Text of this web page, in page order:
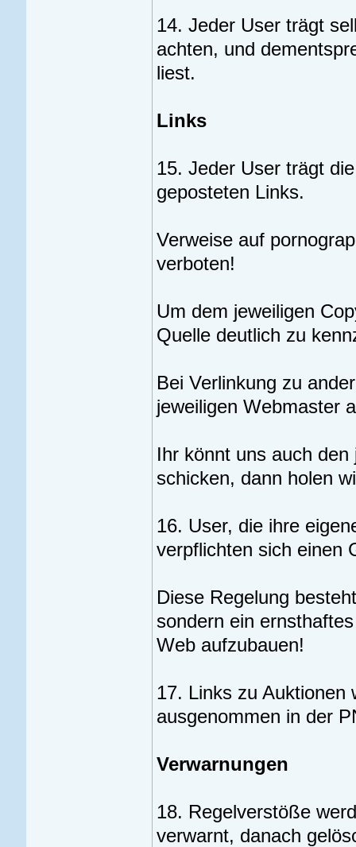
14. Jeder User trägt
achten, und
liest.
Links
15. Jeder User trägt
geposteten Links.
Verweise auf
verboten!
Um dem jeweiligen
Quelle deutlich zu
Bei Verlinkung zu
jeweiligen Webmaster
Ihr könnt uns auch
schicken, dann holen
16. User, die ihre
verpflichten sich einen
Diese Regelung
sondern ein
Web aufzubauen!
17. Links zu Auktionen
ausgenommen in der
Verwarnungen
18. Regelverstöße
verwarnt, danach